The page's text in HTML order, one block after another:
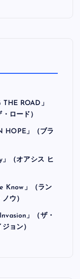
ROAD」
ロード）
HOPE」（ブラ
（オアシス ヒ
Know」（ラン
ウ）
」（ザ・
ョン）